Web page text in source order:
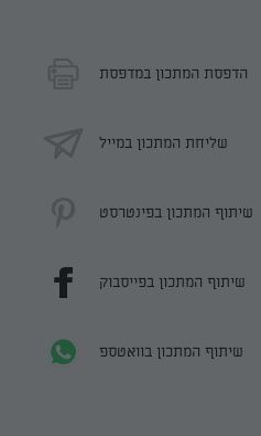
הדפסת המתכון במדפסת
שליחת המתכון במייל
שיתוף המתכון בפינטרסט
שיתוף המתכון בפייסבוק
שיתוף המתכון בוואטספ